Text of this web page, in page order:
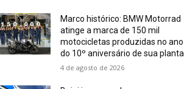
Marco histórico: BMW Motorrad
atinge a marca de 150 mil
motocicletas produzidas no ano
do 10º aniversário de sua planta
4 de agosto de 2026